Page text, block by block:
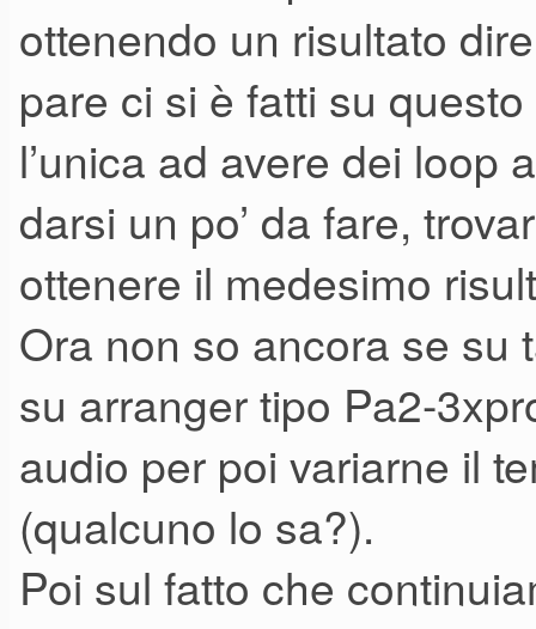
ottenendo un risultato
pare ci si è fatti su
l’unica ad avere dei loop
darsi un po’ da fare,
ottenere il medesimo
Ora non so ancora se su
su arranger tipo Pa2-
audio per poi variarne il
(qualcuno lo sa?).
Poi sul fatto che